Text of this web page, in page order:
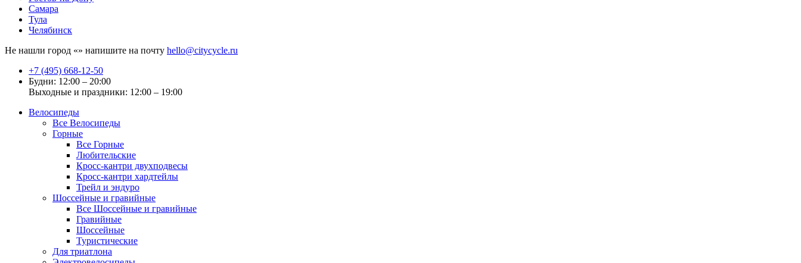
Самара
Тула
Челябинск
Не нашли город «» напишите на почту hello@citycycle.ru
+7 (495) 668-12-50
Будни: 12:00 – 20:00
Выходные и праздники: 12:00 – 19:00
Велосипеды
Все Велосипеды
Горные
Все Горные
Любительские
Кросс-кантри двухподвесы
Кросс-кантри хардтейлы
Трейл и эндуро
Шоссейные и гравийные
Все Шоссейные и гравийные
Гравийные
Шоссейные
Туристические
Для триатлона